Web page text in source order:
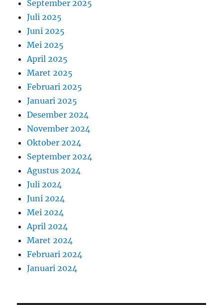
September 2025
Juli 2025
Juni 2025
Mei 2025
April 2025
Maret 2025
Februari 2025
Januari 2025
Desember 2024
November 2024
Oktober 2024
September 2024
Agustus 2024
Juli 2024
Juni 2024
Mei 2024
April 2024
Maret 2024
Februari 2024
Januari 2024